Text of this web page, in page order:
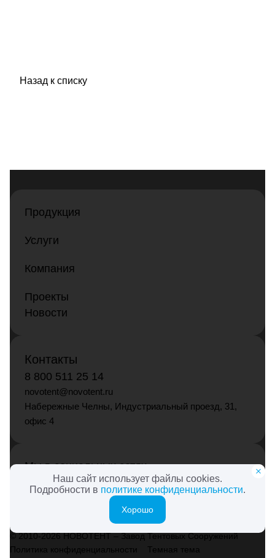
Назад к списку
Наш сайт использует файлы cookies.
Подробности в политике конфиденциальности.
Хорошо
Продукция
Услуги
Компания
Проекты
Новости
Контакты
8 800 511 25 14
novotent@novotent.ru
Набережные Челны, Индустриальный проезд, 31,
офис 4
Мы в социальных сетях
© 2010-2026 НОВОТЕНТ – Завод Тентовых Сооружений
Политика конфиденциальности
Темная тема